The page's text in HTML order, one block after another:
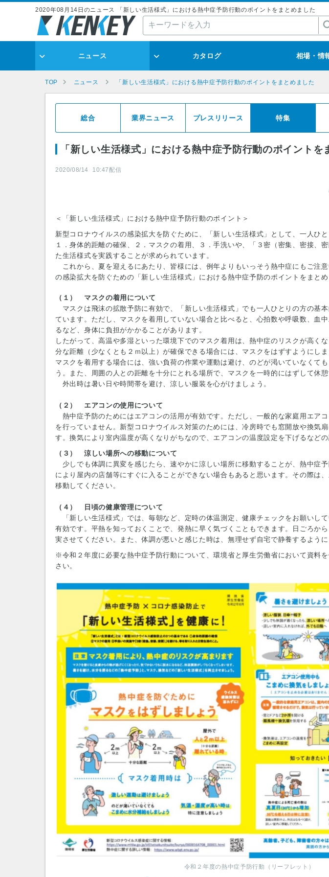
2020年08月14日のニュース 「新しい生活様式」における熱中症予防行動のポイントをまとめました
ニュース カタログ 相場・情
TOP ニュース 「新しい生活様式」における熱中症予防行動のポイントをまとめました
総合 業界ニュース プレスリリース 特集
「新しい生活様式」における熱中症予防行動のポイントを
2020/08/14 10:47 配信
＜「新しい生活様式」における熱中症予防行動のポイント＞
新型コロナウイルスの感染拡大を防ぐために、「新しい生活様式」として、一人ひ
１．身体的距離の確保、２．マスクの着用、３．手洗いや、「３密（密集、密接、
た生活様式を実践することが求められています。
これから、夏を迎えるにあたり、皆様には、例年よりもいっそう熱中症にもご注
の感染拡大を防ぐための「新しい生活様式」における熱中症予防のポイントをまとめ
（１） マスクの着用について
マスクは飛沫の拡散予防に有効で、「新しい生活様式」でも一人ひとりの方の基
ています。ただし、マスクを着用していない場合と比べると、心拍数や呼吸数、血
るなど、身体に負担がかかることがあります。
したがって、高温や多湿といった環境下でのマスク着用は、熱中症のリスクが高く
分な距離（少なくとも２ｍ以上）が確保できる場合には、マスクをはずすようにしま
マスクを着用する場合には、強い負荷の作業や運動は避け、のどが渇いていなくて
う。また、周囲の人との距離を十分にとれる場所で、マスクを一時的にはずして休憩
外出時は暑い日や時間帯を避け、涼しい服装を心がけましょう。
（２） エアコンの使用について
熱中症予防のためにはエアコンの活用が有効です。ただし、一般的な家庭用エア
を行っていません。新型コロナウイルス対策のためには、冷房時でも窓開放や換気
す。換気により室内温度が高くなりがちなので、エアコンの温度設定を下げるなどの
（３） 涼しい場所への移動について
少しでも体調に異変を感じたら、速やかに涼しい場所に移動することが、熱中症
により屋内の店舗等にすぐに入ることができない場合もあると思います。その際は
移動してください。
（４） 日頃の健康管理について
「新しい生活様式」では、毎朝など、定時の体温測定、健康チェックをお願いし
有効です。平熱を知っておくことで、発熱に早く気づくこともできます。日ごろか
実させてください。また、体調が悪いと感じた時は、無理せず自宅で静養するように
※令和２年度に必要な熱中症予防行動について、環境省と厚生労働省において資料
さい。
令和２年度の熱中症予防行動（リーフレット）